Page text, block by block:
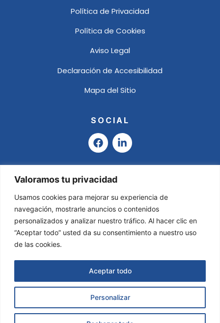
Valoramos tu privacidad
Usamos cookies para mejorar su experiencia de
navegación, mostrarle anuncios o contenidos
personalizados y analizar nuestro tráfico. Al hacer clic en
“Aceptar todo” usted da su consentimiento a nuestro uso
de las cookies.
Personalizar
Aceptar todo
Política de Privacidad
Política de Cookies
Aviso Legal
Declaración de Accesibilidad
Mapa del Sitio
SOCIAL
F
a
e
b
o
o
k
L
i
k
i
n
-
i
n
Asesoría Valladares & García © 2025
los derechos reservados.Página Web creada por
Solicitar Información